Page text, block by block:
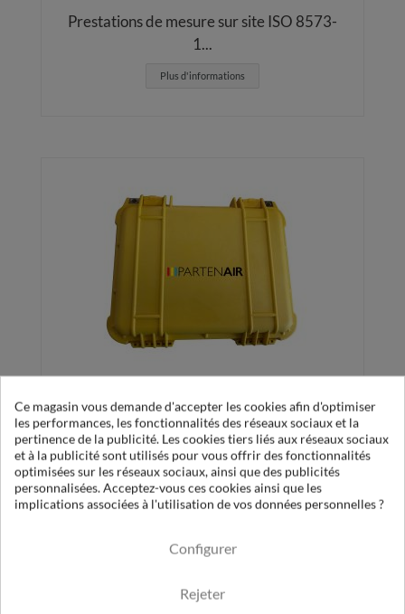
Prestations de mesure sur site ISO 8573-
1...
Plus d'informations
Analyseur d'oxygène
Plus d'informations
Ce magasin vous demande d'accepter les cookies afin d'optimiser
les performances, les fonctionnalités des réseaux sociaux et la
pertinence de la publicité. Les cookies tiers liés aux réseaux sociaux
et à la publicité sont utilisés pour vous offrir des fonctionnalités
optimisées sur les réseaux sociaux, ainsi que des publicités
personnalisées. Acceptez-vous ces cookies ainsi que les
implications associées à l'utilisation de vos données personnelles ?
Configurer
Rejeter